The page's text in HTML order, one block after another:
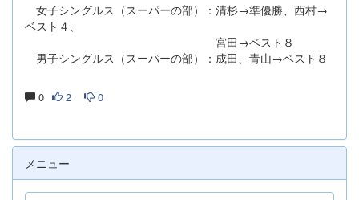
女子シングルス（スーパーの部）：清杉→準優勝、西村→
ベスト４、
宮田→ベスト８
男子シングルス（スーパーの部）：成田、青山→ベスト８
0 2 0
メニュー